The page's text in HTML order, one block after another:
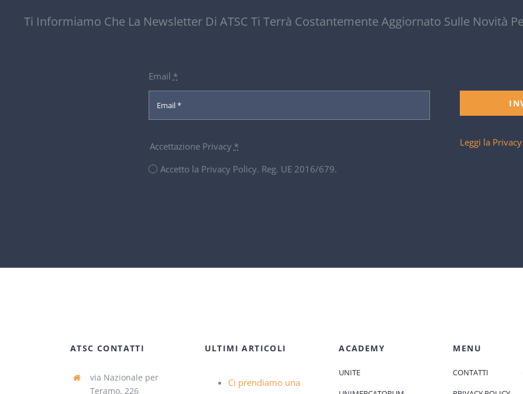
Ti Informiamo Che La Newsletter Di ATSC Ti Terrà Costantemente Aggiornato Sulle Novità
Email *
Accettazione Privacy *
Accetto la Privacy Policy. Reg. UE 2016/679.
Leggi la
ATSC CONTATTI
via Nazionale per
Teramo, 226
ULTIMI ARTICOLI
Ci prendiamo una
ACADEMY
UNITE
MENU
CONTATTI